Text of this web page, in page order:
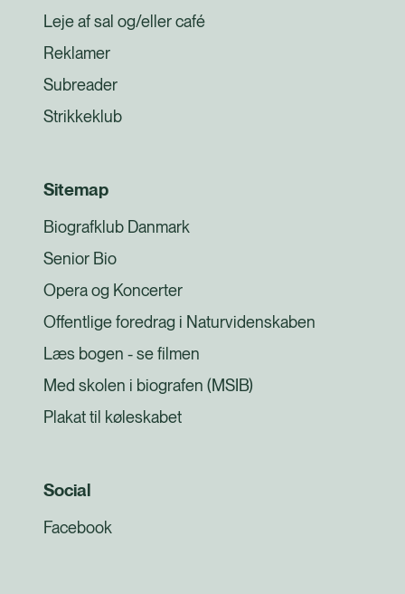
Leje af sal og/eller café
Reklamer
Subreader
Strikkeklub
Sitemap
Biografklub Danmark
Senior Bio
Opera og Koncerter
Offentlige foredrag i Naturvidenskaben
Læs bogen - se filmen
Med skolen i biografen (MSIB)
Plakat til køleskabet
Social
Facebook